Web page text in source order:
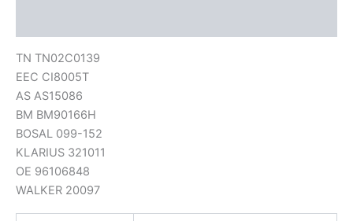
TN TN02C0139
EEC CI8005T
AS AS15086
BM BM90166H
BOSAL 099-152
KLARIUS 321011
OE 96106848
WALKER 20097